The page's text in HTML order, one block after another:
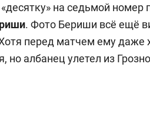
на седьмой номер
. Фото Бериши всё ещё
перед матчем ему даже
но албанец улетел из